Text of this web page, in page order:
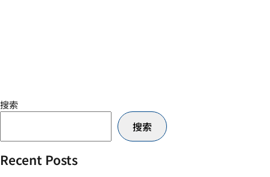
搜索
搜索
Recent Posts